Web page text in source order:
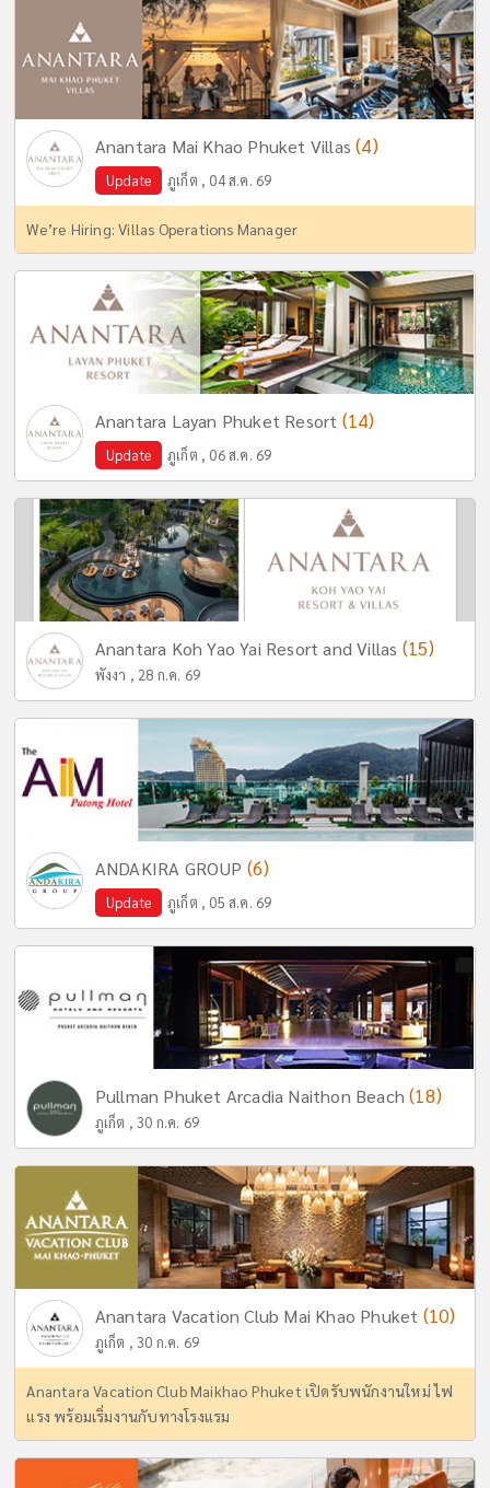
Anantara Mai Khao Phuket Villas(4)
Update ภูเก็ต , 04 ส.ค. 69
We’re Hiring: Villas Operations Manager
Anantara Layan Phuket Resort (14)
Update ภูเก็ต , 06 ส.ค. 69
Anantara Koh Yao Yai Resort and Villas (15)
พังงา , 28 ก.ค. 69
ANDAKIRA GROUP (6)
Update ภูเก็ต , 05 ส.ค. 69
Pullman Phuket Arcadia Naithon Beach(18)
ภูเก็ต , 30 ก.ค. 69
Anantara Vacation Club Mai Khao Phuket (10)
ภูเก็ต , 30 ก.ค. 69
Anantara Vacation Club Maikhao Phuket เปิดรับพนักงานใหม่ ไฟ
แรง พร้อมเริ่มงานกับทางโรงแรม